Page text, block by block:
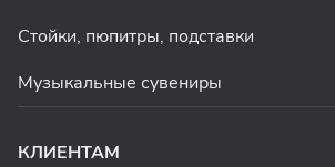
Стойки, пюпитры, подставки
Музыкальные сувениры
КЛИЕНТАМ